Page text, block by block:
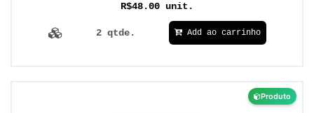
R$48.00 unit.
2 qtde. Add ao carrinho
Produto